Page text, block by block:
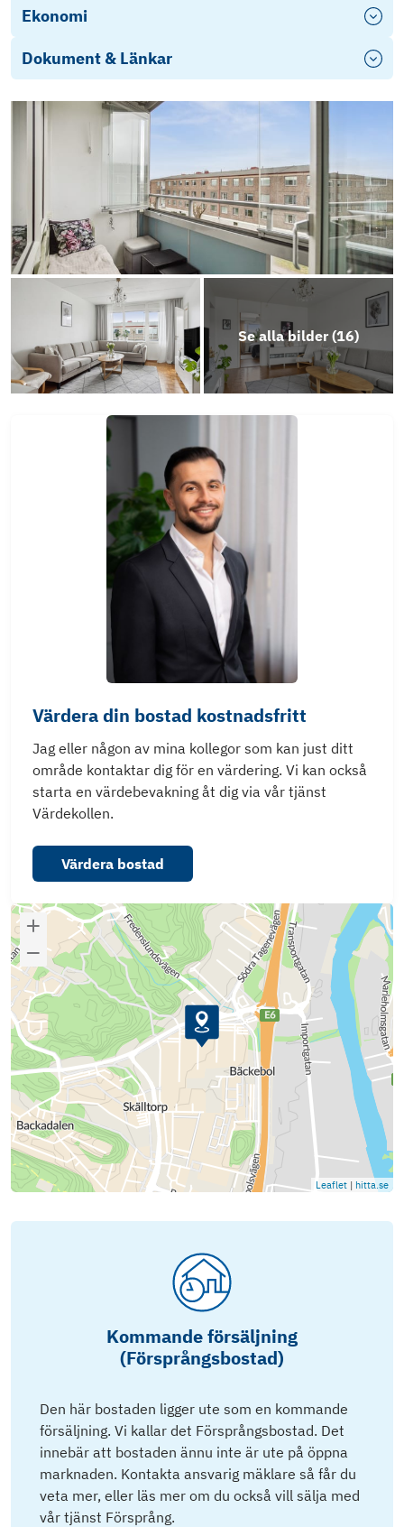
Ekonomi
Dokument & Länkar
Se alla bilder (16)
Värdera din bostad kostnadsfritt
Jag eller någon av mina kollegor som kan just ditt
område kontaktar dig för en värdering. Vi kan också
starta en värdebevakning åt dig via vår tjänst
Värdekollen.
Värdera bostad
Leaflet | hitta.se
Kommande försäljning
(Försprångsbostad)
Den här bostaden ligger ute som en kommande
försäljning. Vi kallar det Försprångsbostad. Det
innebär att bostaden ännu inte är ute på öppna
marknaden. Kontakta ansvarig mäklare så får du
veta mer, eller läs mer om du också vill sälja med
vår tjänst Försprång.